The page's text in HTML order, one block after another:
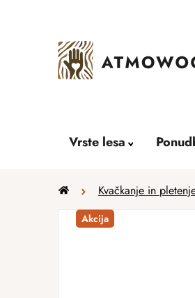
Vrste lesa
Home Kvačkanje in
Akcija